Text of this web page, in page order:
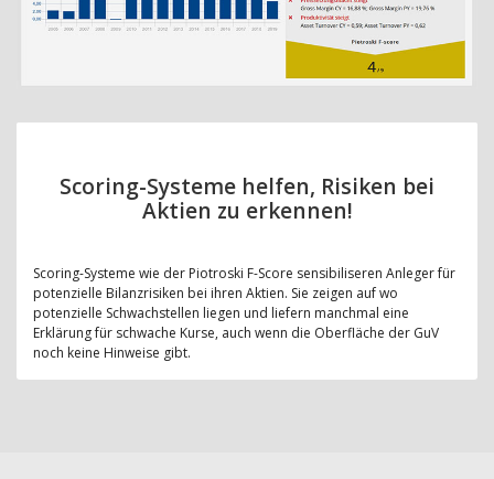
Scoring-Systeme helfen, Risiken bei
Aktien zu erkennen!
Scoring-Systeme wie der Piotroski F-Score sensibiliseren Anleger für
potenzielle Bilanzrisiken bei ihren Aktien. Sie zeigen auf wo
potenzielle Schwachstellen liegen und liefern manchmal eine
Erklärung für schwache Kurse, auch wenn die Oberfläche der GuV
noch keine Hinweise gibt.